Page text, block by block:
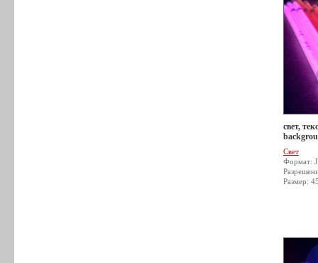
свет,
Свет
Формат:
Размер: